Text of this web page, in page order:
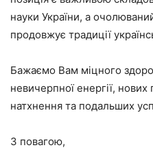
науки України, а
продовжує традиції
Бажаємо Вам міцного
невичерпної енергії, нових
натхнення та подальших
З повагою,